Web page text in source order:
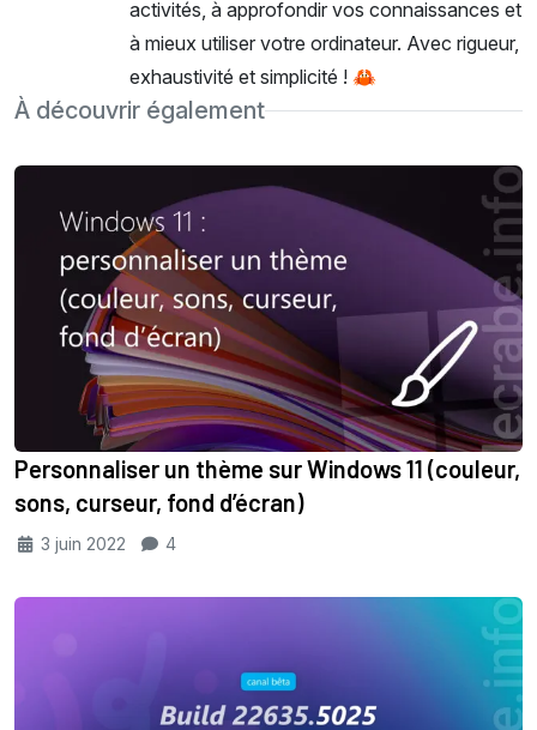
activités, à approfondir vos connaissances et
à mieux utiliser votre ordinateur. Avec rigueur,
exhaustivité et simplicité ! 🦀
À découvrir également
Personnaliser un thème sur Windows 11 (couleur,
sons, curseur, fond d’écran)
3 juin 2022 4